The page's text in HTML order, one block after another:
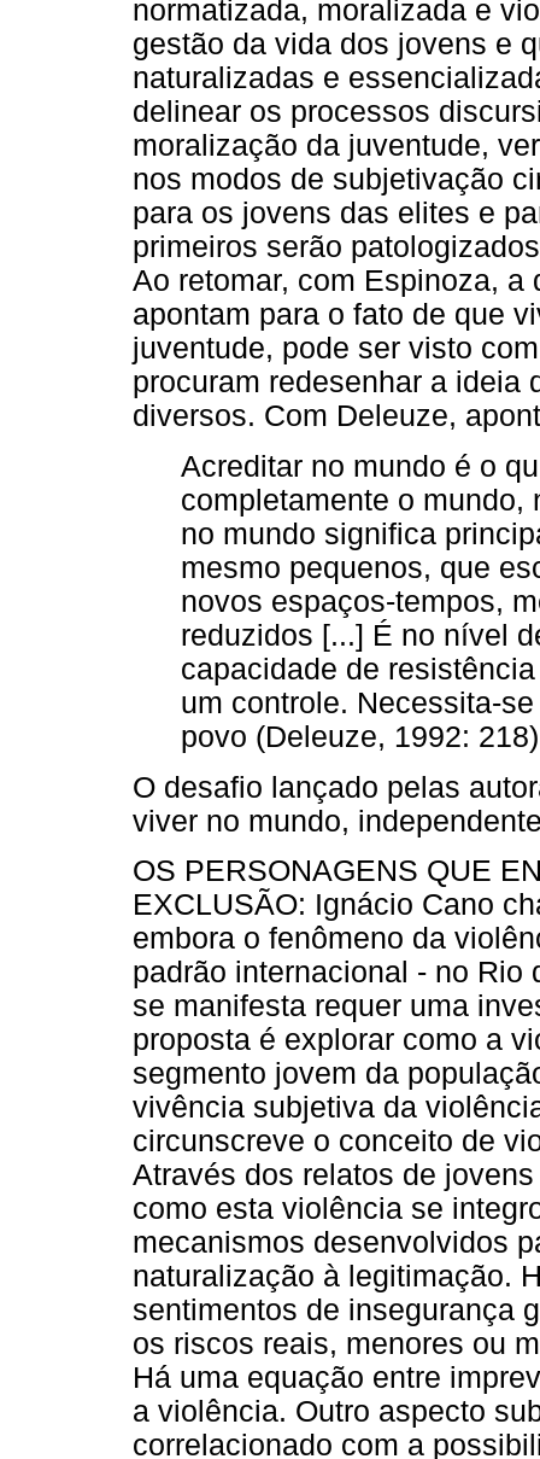
normatizada, moralizada e
gestão da vida dos jovens e
naturalizadas e
delinear os processos
moralização da juventude,
nos modos de subjetivação
para os jovens das elites e
primeiros serão
Ao retomar, com Espinoza,
apontam para o fato de que
juventude, pode ser visto
procuram redesenhar a ideia
diversos. Com Deleuze,
Acreditar no mundo é o
completamente o mundo,
no mundo significa
mesmo pequenos, que
novos espaços-tempos,
reduzidos [...] É no nível
capacidade de
um controle. Necessita-
povo (Deleuze, 1992:
O desafio lançado pelas
viver no mundo,
OS PERSONAGENS QUE
EXCLUSÃO: Ignácio Cano
embora o fenômeno da
padrão internacional - no Rio
se manifesta requer uma
proposta é explorar como a
segmento jovem da
vivência subjetiva da
circunscreve o conceito de
Através dos relatos de
como esta violência se
mecanismos desenvolvidos
naturalização à legitimação.
sentimentos de insegurança
os riscos reais, menores ou
Há uma equação entre
a violência. Outro aspecto
correlacionado com a